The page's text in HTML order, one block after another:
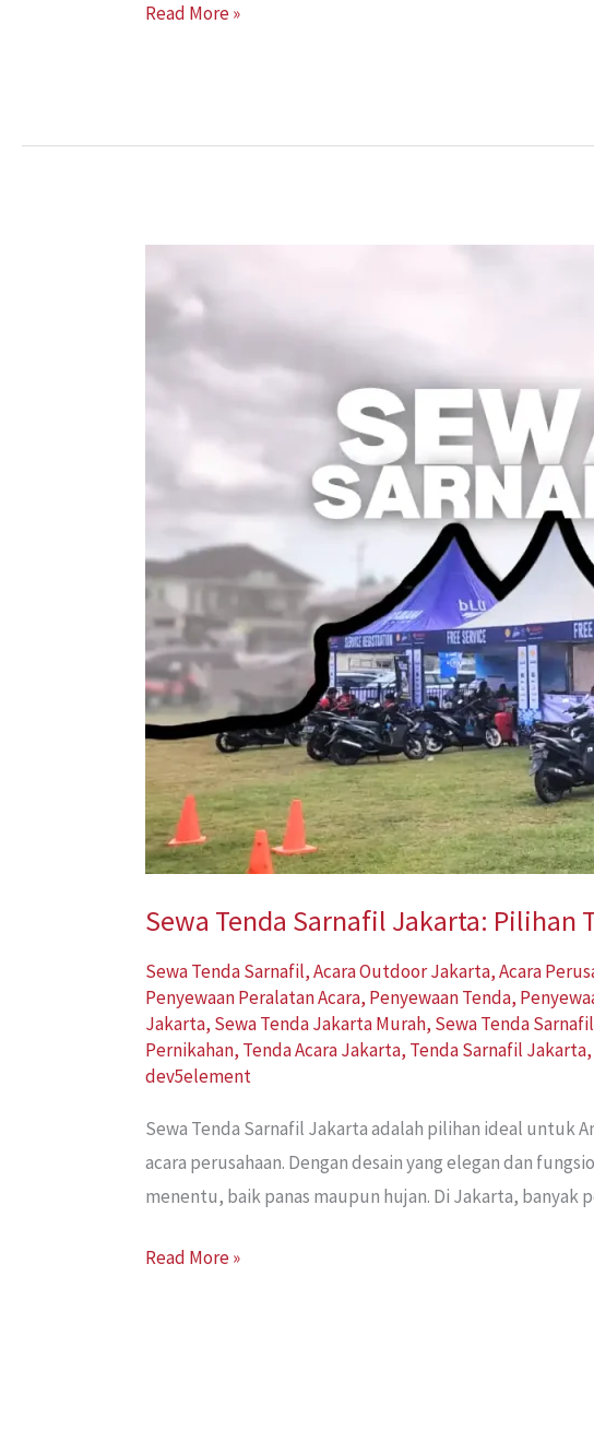
Read More »
Sewa Tenda Sarnafil Jakarta: Pilihan
Sewa Tenda Sarnafil,Acara Outdoor Jakarta,Acara
Penyewaan Peralatan Acara, Penyewaan Tenda,
Jakarta, Sewa Tenda Jakarta Murah, Sewa Tenda
Pernikahan, Tenda Acara Jakarta, Tenda Sarnafil Jakarta,
dev5element
Sewa Tenda Sarnafil Jakarta adalah pilihan ideal untuk
acara perusahaan. Dengan desain yang elegan dan
menentu, baik panas maupun hujan. Di Jakarta, banyak
Tenda
yang
Nyaman
dan
Aman
Read More »